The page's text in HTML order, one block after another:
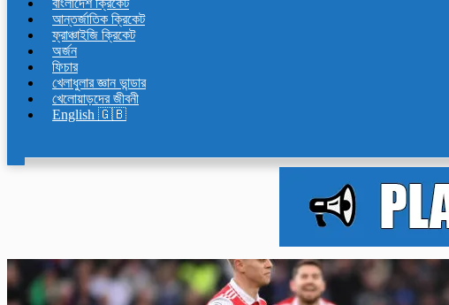
আন্তর্জাতিক ক্রিকেট
ফ্রাঞ্চাইজি ক্রিকেট
অর্জন
ফিচার
খেলাধুলার জ্ঞান ভান্ডার
খেলোয়াড়দের জীবনী
English 🇬🇧